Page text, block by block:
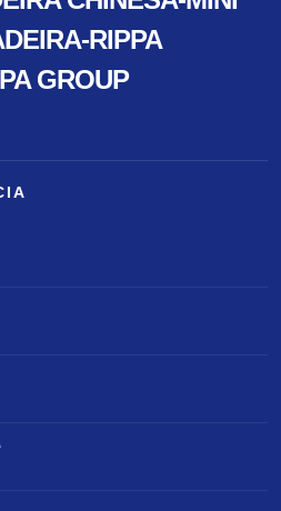
Os nossos investimentos
o seu custo por venda.
— proteção global
comparado com o da
em qualquer lugar,
de valor a longo
RIPPA
GROUP